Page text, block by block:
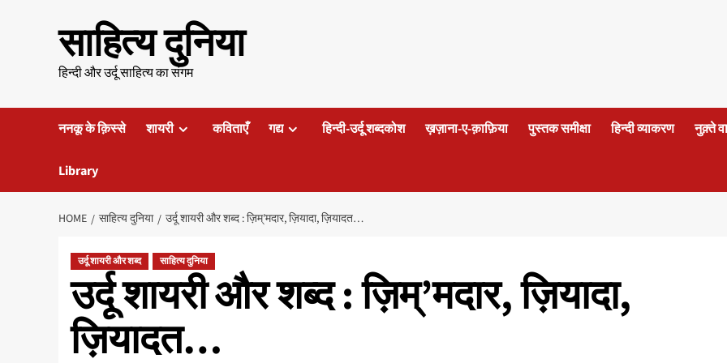
साहित्य दुनिया
हिन्दी और उर्दू साहित्य का संगम
ननकू के क़िस्से शायरी कविताएँ गद्य हिन्दी-उर्दू शब्दकोश ख़ज़ाना-ए-क़ाफ़िया पुस्तक समीक्षा हिन्दी व्याकरण नुक़्ते
Library
HOME साहित्य दुनिया उर्दू शायरी और शब्द : ज़िम्’मदार, ज़ियादा, ज़ियादत…
उर्दू शायरी और शब्द साहित्य दुनिया
उर्दू शायरी और शब्द : ज़िम्’मदार, ज़ियादा,
ज़ियादत…